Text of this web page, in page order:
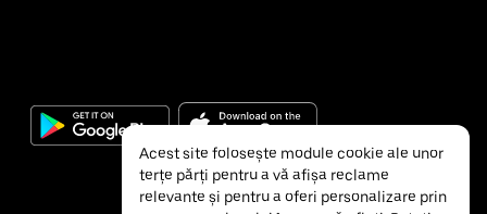
Acest site folosește module cookie ale unor
terțe părți pentru a vă afișa reclame
relevante și pentru a oferi personalizare prin